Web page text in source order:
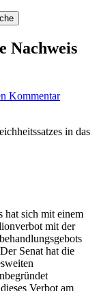
Nachweis
Kommentar
in das
hat sich mit einem
mit der
Senat hat die
Verbot am